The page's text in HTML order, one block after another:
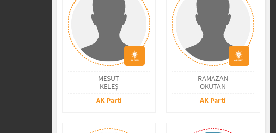
MESUT
KELEŞ
AK Parti
RAMAZAN
OKUTAN
AK Parti